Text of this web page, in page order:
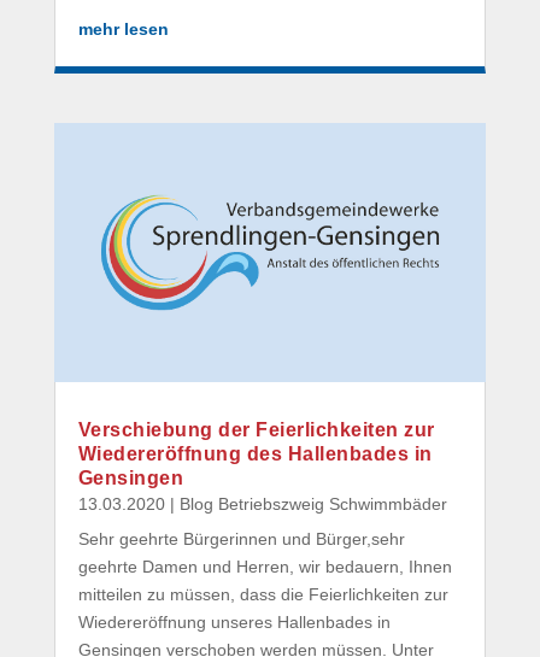
mehr lesen
Verschiebung der Feierlichkeiten zur
Wiedereröffnung des Hallenbades in
Gensingen
13.03.2020| Blog Betriebszweig Schwimmbäder
Sehr geehrte Bürgerinnen und Bürger,sehr
geehrte Damen und Herren, wir bedauern, Ihnen
mitteilen zu müssen, dass die Feierlichkeiten zur
Wiedereröffnung unseres Hallenbades in
Gensingen verschoben werden müssen. Unter